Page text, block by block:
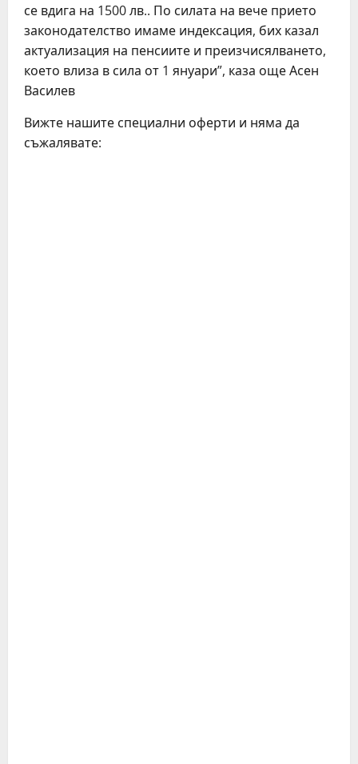
се вдига на 1500 лв.. По силата на вече прието
законодателство имаме индексация, бих казал
актуализация на пенсиите и преизчисялването,
което влиза в сила от 1 януари”, каза още Асен
Василев
Вижте нашите специални оферти и няма да
съжалявате: